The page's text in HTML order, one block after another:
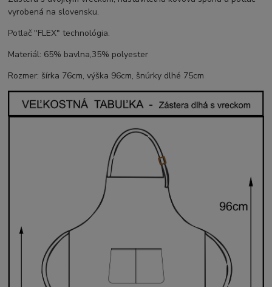
vyrobená na slovensku.
Potlač "FLEX" technológia.
Materiál: 65% bavlna,35% polyester
Rozmer: šírka 76cm, výška 96cm, šnúrky dlhé 75cm